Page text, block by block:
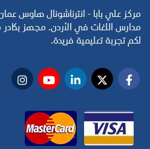
مركز علي بابا - انترناشونال هاوس
مدارس اللغات في الأردن. مجهز
لكم تجربة تعليمية فريدة.